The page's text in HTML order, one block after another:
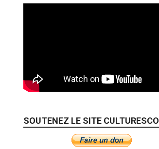
SOUTENEZ LE SITE CULTURESCO